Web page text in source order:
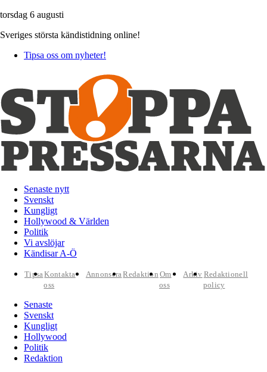
torsdag 6 augusti
Sveriges största kändistidning online!
Tipsa oss om nyheter!
Senaste nytt
Svenskt
Kungligt
Hollywood & Världen
Politik
Vi avslöjar
Kändisar A-Ö
TipsaKontakta
oss
AnnonseraRedaktion Om
oss
Arkiv Redaktionell
policy
Senaste
Svenskt
Kungligt
Hollywood
Politik
Redaktion